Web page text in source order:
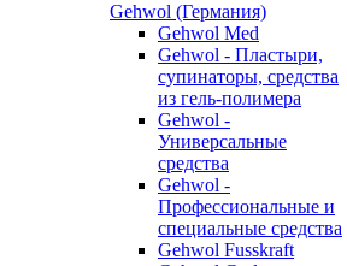
Gehwol (Германия)
Gehwol Med
Gehwol - Пластыри,
супинаторы, средства
из гель-полимера
Gehwol -
Универсальные
средства
Gehwol -
Профессиональные и
специальные средства
Gehwol Fusskraft